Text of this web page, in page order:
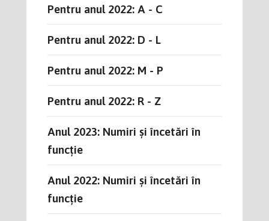
Pentru anul 2022: A - C
Pentru anul 2022: D - L
Pentru anul 2022: M - P
Pentru anul 2022: R - Z
Anul 2023: Numiri și încetări în
funcție
Anul 2022: Numiri și încetări în
funcție